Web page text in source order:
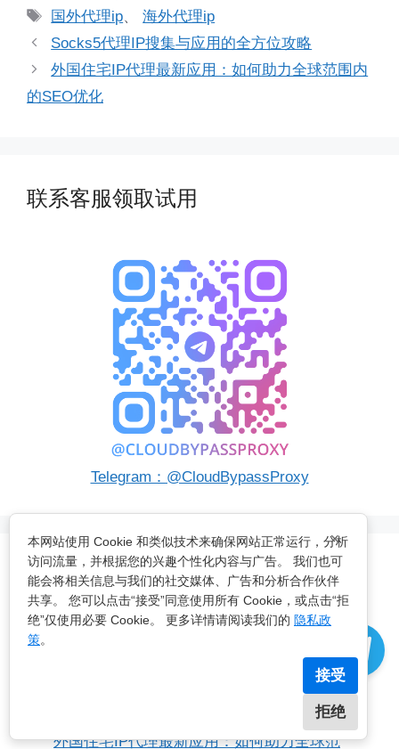
类
标
签
国外代理ip、海外代理ip
Socks5代理IP搜集与应用的全方位攻略
外国住宅IP代理最新应用：如何助力全球范围内
的SEO优化
联系客服领取试用
Telegram：@CloudBypassProxy
浏览最多的文章
借助美国动态住宅IP实现全球搜索引擎策略
住宅IP代理为创业者开启进军全球市场的大
外国住宅IP代理最新应用：如何助力全球范
×
本网站使用 Cookie 和类似技术来确保网站正常运行，分析
访问流量，并根据您的兴趣个性化内容与广告。 我们也可
能会将相关信息与我们的社交媒体、广告和分析合作伙伴
共享。 您可以点击“接受”同意使用所有 Cookie，或点击“拒
绝”仅使用必要 Cookie。 更多详情请阅读我们的 隐私政
策。
接受
拒绝